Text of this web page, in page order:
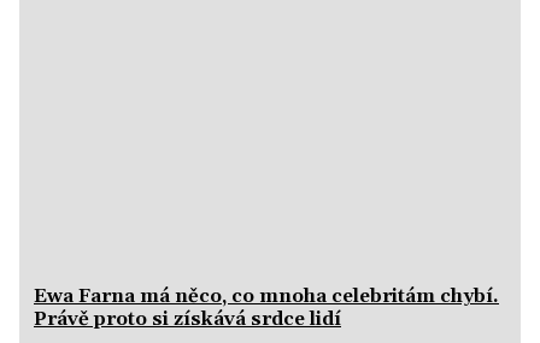
Ewa Farna má něco, co mnoha celebritám chybí.
Právě proto si získává srdce lidí